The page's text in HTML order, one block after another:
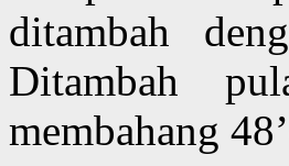
ditambah
Ditambah
membahang